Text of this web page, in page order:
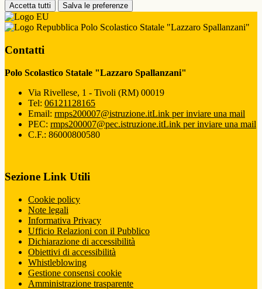
Accetta tutti Salva le preferenze
Polo Scolastico Statale "Lazzaro Spallanzani"
Contatti
Polo Scolastico Statale "Lazzaro Spallanzani"
Via Rivellese, 1 - Tivoli (RM) 00019
Tel: 06121128165
Email: rmps200007@istruzione.itLink per inviare una mail
PEC: rmps200007@pec.istruzione.itLink per inviare una mail
C.F.: 86000800580
Sezione Link Utili
Cookie policy
Note legali
Informativa Privacy
Ufficio Relazioni con il Pubblico
Dichiarazione di accessibilità
Obiettivi di accessibilità
Whistleblowing
Gestione consensi cookie
Amministrazione trasparente